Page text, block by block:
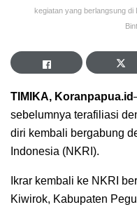
kegiatan yang berlangsung di
TIMIKA, Koranpapua.id
sebelumnya terafiliasi
diri kembali bergabung
Indonesia (NKRI).
Ikrar kembali ke NKRI
Kiwirok, Kabupaten